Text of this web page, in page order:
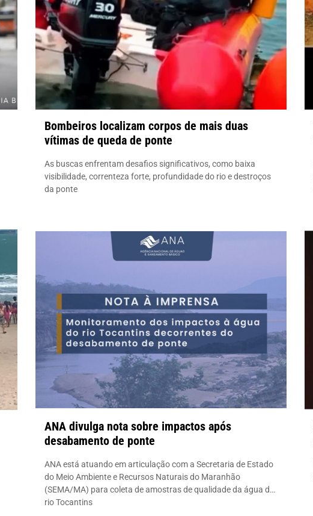
Bombeiros localizam corpos de mais duas
vítimas de queda de ponte
As buscas enfrentam desafios significativos, como baixa
visibilidade, correnteza forte, profundidade do rio e destroços
da ponte
ANA divulga nota sobre impactos após
desabamento de ponte
ANA está atuando em articulação com a Secretaria de Estado
do Meio Ambiente e Recursos Naturais do Maranhão
(SEMA/MA) para coleta de amostras de qualidade da água do
rio Tocantins